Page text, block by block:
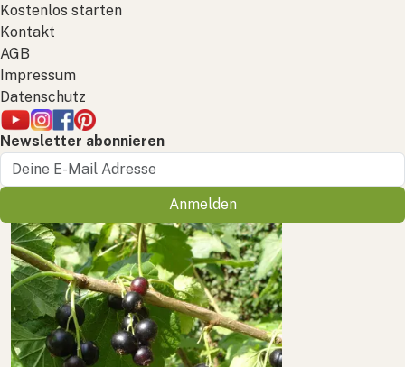
Kostenlos starten
Kontakt
AGB
Impressum
Datenschutz
Newsletter abonnieren
Anmelden